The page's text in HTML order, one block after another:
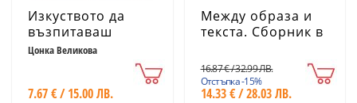
Изкуството да
възпитаваш
таланти
Цонка Великова
7.67 € / 15.00 ЛВ.
Между образа и
текста. Сборник в
Маринска
16.87 € / 32.99 ЛВ.
Отстъпка -15%
14.33 € / 28.03 ЛВ.